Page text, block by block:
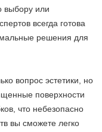
выбору или
всегда готова
решения для
вопрос эстетики, но
поверхности
что небезопасно
вы сможете легко